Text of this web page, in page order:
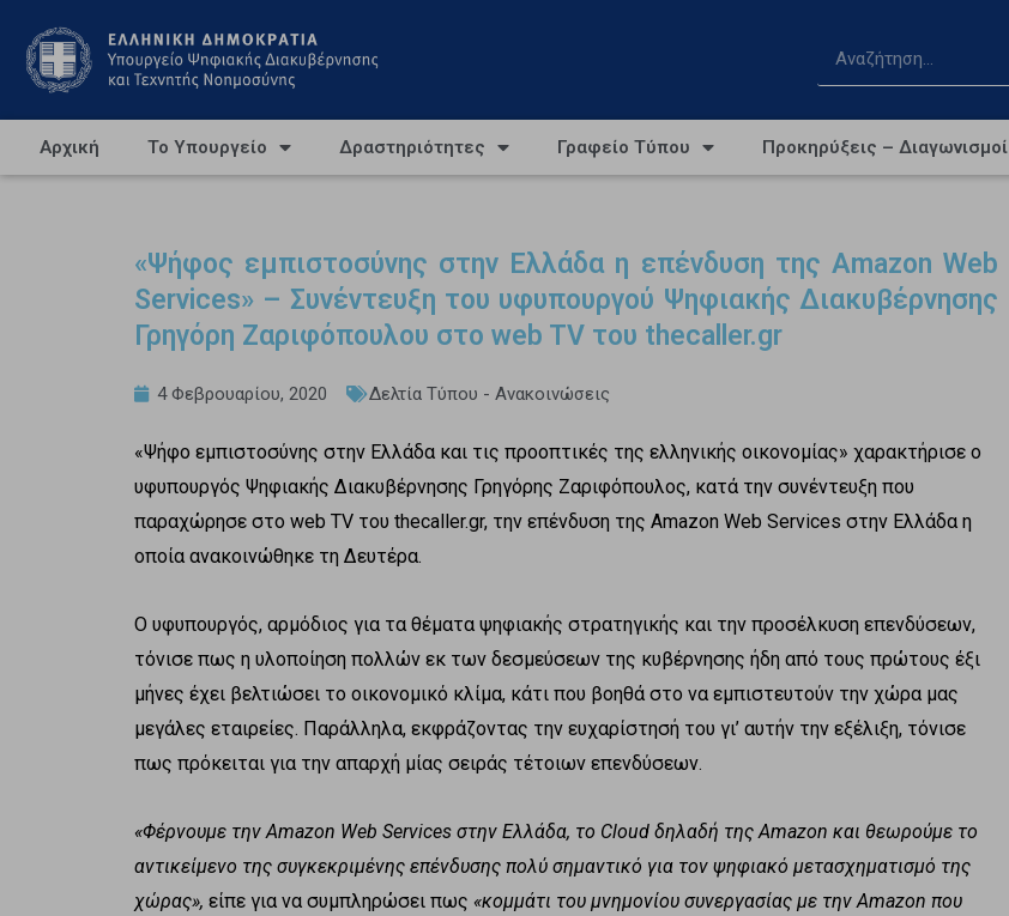
Αρχική Το Υπουργείο Δραστηριότητες Γραφείο Τύπου Προκηρύξεις – Διαγωνισμοί
«Ψήφος εμπιστοσύνης στην Ελλάδα η επένδυση της Amazon Web
Services» – Συνέντευξη του υφυπουργού Ψηφιακής Διακυβέρνησης
Γρηγόρη Ζαριφόπουλου στο web TV του thecaller.gr
4 Φεβρουαρίου, 2020 Δελτία Τύπου - Ανακοινώσεις
«Ψήφο εμπιστοσύνης στην Ελλάδα και τις προοπτικές της ελληνικής οικονομίας» χαρακτήρισε ο
υφυπουργός Ψηφιακής Διακυβέρνησης Γρηγόρης Ζαριφόπουλος, κατά την συνέντευξη που
παραχώρησε στο web TV του thecaller.gr, την επένδυση της Amazon Web Services στην Ελλάδα η
οποία ανακοινώθηκε τη Δευτέρα.
Ο υφυπουργός, αρμόδιος για τα θέματα ψηφιακής στρατηγικής και την προσέλκυση επενδύσεων,
τόνισε πως η υλοποίηση πολλών εκ των δεσμεύσεων της κυβέρνησης ήδη από τους πρώτους έξι
μήνες έχει βελτιώσει το οικονομικό κλίμα, κάτι που βοηθά στο να εμπιστευτούν την χώρα μας
μεγάλες εταιρείες. Παράλληλα, εκφράζοντας την ευχαρίστησή του γι’ αυτήν την εξέλιξη, τόνισε
πως πρόκειται για την απαρχή μίας σειράς τέτοιων επενδύσεων.
«Φέρνουμε την Amazon Web Services στην Ελλάδα, το Cloud δηλαδή της Amazon και θεωρούμε το
αντικείμενο της συγκεκριμένης επένδυσης πολύ σημαντικό για τον ψηφιακό μετασχηματισμό της
χώρας», είπε για να συμπληρώσει πως «κομμάτι του μνημονίου συνεργασίας με την Amazon που